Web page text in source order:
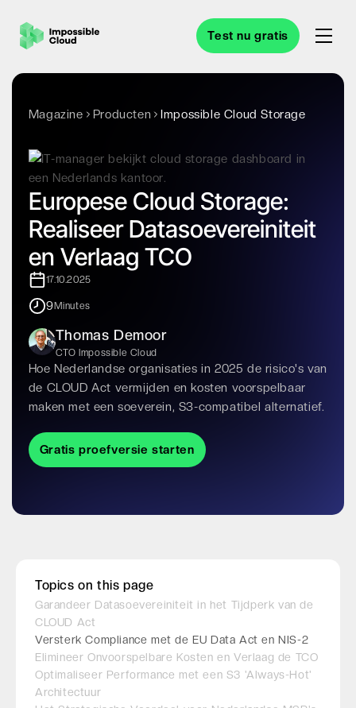
Test nu gratis
Magazine Producten Impossible Cloud Storage
Europese Cloud Storage:
Realiseer Datasoevereiniteit
en Verlaag TCO
17.10.2025
9Minutes
Thomas Demoor
CTO Impossible Cloud
Hoe Nederlandse organisaties in 2025 de risico's van
de CLOUD Act vermijden en kosten voorspelbaar
maken met een soeverein, S3-compatibel alternatief.
Gratis proefversie starten
Topics on this page
Garandeer Datasoevereiniteit in het Tijdperk van de
CLOUD Act
Versterk Compliance met de EU Data Act en NIS-2
Elimineer Onvoorspelbare Kosten en Verlaag de TCO
Optimaliseer Performance met een S3 'Always-Hot'
Architectuur